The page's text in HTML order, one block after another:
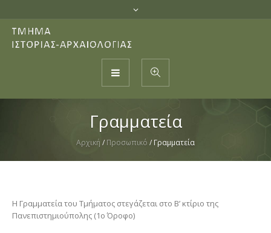
Γραμματεία
Αρχική / Προσωπικό / Γραμματεία
Η Γραμματεία του Τμήματος στεγάζεται στο Β’ κτίριο της
Πανεπιστημιούπολης (1ο Όροφο)